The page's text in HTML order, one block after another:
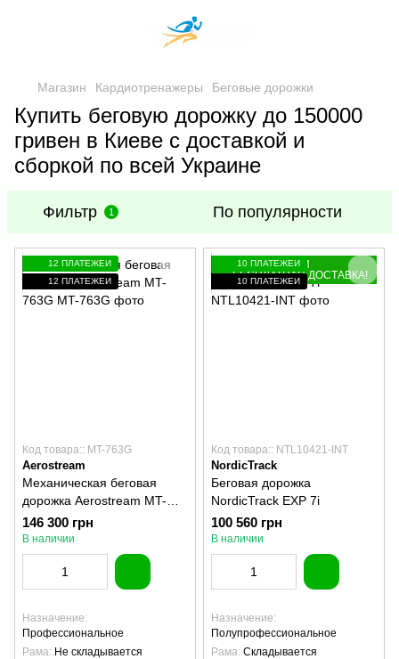
Магазин Кардиотренажеры Беговые дорожки
Купить беговую дорожку до 150000
гривен в Киеве с доставкой и
сборкой по всей Украине
Фильтр 1 По популярности
12 ПЛАТЕЖЕЙ
12 ПЛАТЕЖЕЙ
Код товара:: MT-763G
Aerostream
Механическая беговая
дорожка Aerostream MT-
763G
146 300 грн
В наличии
Назначение
Профессиональное
Рама Не складывается
ПОДАРОК ИЛИ
БЕСПЛАТНАЯ ДОСТАВКА!
10 ПЛАТЕЖЕЙ
10 ПЛАТЕЖЕЙ
Код товара:: NTL10421-INT
NordicTrack
Беговая дорожка
NordicTrack EXP 7i
100 560 грн
В наличии
Назначение
Полупрофессиональное
Рама Складывается